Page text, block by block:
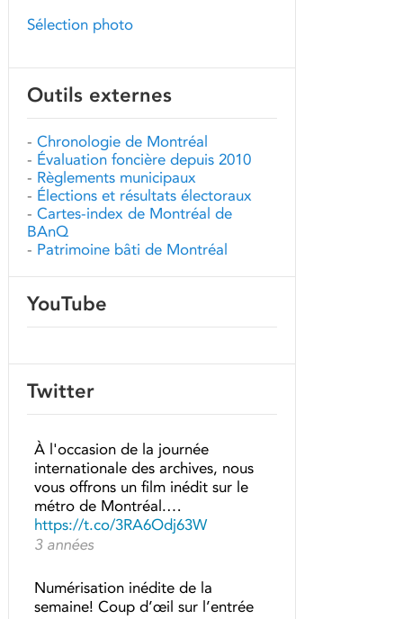
Sélection photo
Outils externes
- Chronologie de Montréal
- Évaluation foncière depuis 2010
- Règlements municipaux
- Élections et résultats électoraux
- Cartes-index de Montréal de
BAnQ
- Patrimoine bâti de Montréal
YouTube
Twitter
À l'occasion de la journée
internationale des archives, nous
vous offrons un film inédit sur le
métro de Montréal.…
https://t.co/3RA6Odj63W
3 années
Numérisation inédite de la
semaine! Coup d’œil sur l’entrée